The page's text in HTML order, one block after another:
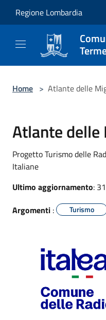
Regione Lombardia
Home > Atlante delle
Atlante
Progetto Turismo delle
Italiane
Ultimo aggiornamento:
Argomenti : Turismo